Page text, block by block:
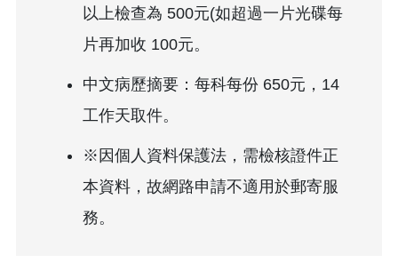
以上檢查為 500元(如超過一片光碟每
片再加收 100元。
中文病歷摘要：每科每份 650元，14
工作天取件。
※因個人資料保護法，需檢核證件正
本資料，故網路申請不適用於郵寄服
務。